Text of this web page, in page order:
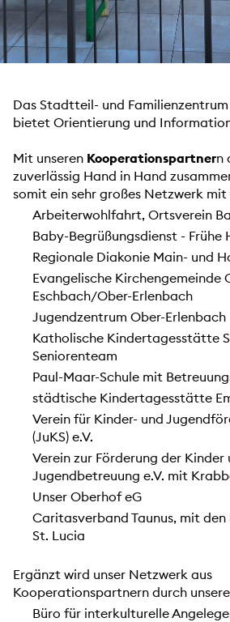
Das Stadtteil- und
bietet Orientierung und
Mit unseren Kooperationspartnern
zuverlässig Hand in Hand
somit ein sehr großes Netzwerk mit
Arbeiterwohlfahrt, Ortsverein
Baby-Begrüßungsdienst - Frühe
Regionale Diakonie Main- und
Evangelische Kirchengemeinde
Eschbach/Ober-Erlenbach
Jugendzentrum Ober-Erlenbach
Katholische Kindertagesstätte
Seniorenteam
Paul-Maar-Schule mit
städtische Kindertagesstätte
Verein für Kinder- und
(JuKS) e.V.
Verein zur Förderung der Kinder
Jugendbetreuung e.V. mit
Unser Oberhof eG
Caritasverband Taunus, mit
St. Lucia
Ergänzt wird unser Netzwerk aus
Kooperationspartnern durch unsere
Büro für interkulturelle